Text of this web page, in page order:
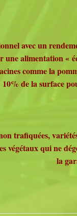
avec un
une alimentation «
comme la
10% de la surface
trafiquées,
végétaux qui ne
la